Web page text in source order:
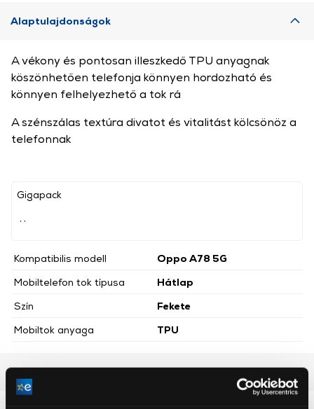
Alaptulajdonságok
Gigapack
Kompatibilis modell
Oppo A78 5G
Mobiltelefon tok típusa
Hátlap
Szín
Fekete
Mobiltok anyaga
TPU
A vékony és pontosan illeszkedő TPU anyagnak
köszönhetően telefonja könnyen hordozható és
könnyen felhelyezhető a tok rá
A szénszálas textúra divatot és vitalitást kölcsönöz a
telefonnak
Részletes ismertető